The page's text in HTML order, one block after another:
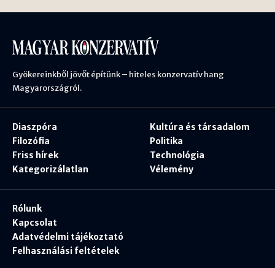
Gyökereinkből jövőt építünk – hiteles konzervatív hang
Magyarországról.
Diaszpóra
Filozófia
Friss hírek
Kategorizálatlan
Kultúra és társadalom
Politika
Technológia
Vélemény
Rólunk
Kapcsolat
Adatvédelmi tájékoztató
Felhasználási feltételek